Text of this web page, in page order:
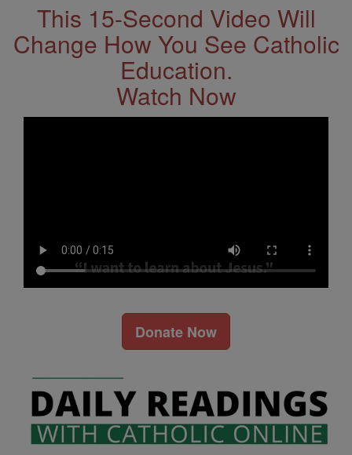
This 15-Second Video Will
Change How You See Catholic
Education.
Watch Now
Donate Now